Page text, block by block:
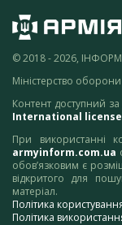
© 2018 - 2026,
Міністерство
Контент доступний за
International license
При використанні
armyinform.com.ua
обов’язковим є
відкритого для
матеріал.
Політика
Політика